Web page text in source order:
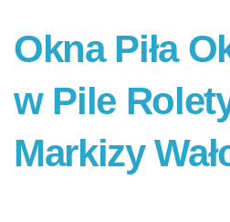
Okna Piła
w Pile
Markizy